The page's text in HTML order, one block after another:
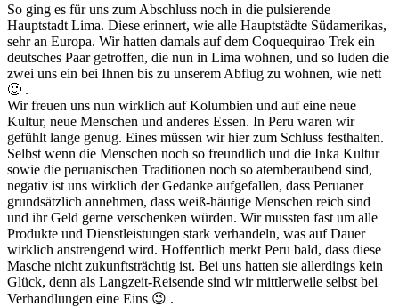
So ging es für uns zum Abschluss noch in die pulsierende
Hauptstadt Lima. Diese erinnert, wie alle Hauptstädte Südamerikas,
sehr an Europa. Wir hatten damals auf dem Coquequirao Trek ein
deutsches Paar getroffen, die nun in Lima wohnen, und so luden die
zwei uns ein bei Ihnen bis zu unserem Abflug zu wohnen, wie nett
🙂 .
Wir freuen uns nun wirklich auf Kolumbien und auf eine neue
Kultur, neue Menschen und anderes Essen. In Peru waren wir
gefühlt lange genug. Eines müssen wir hier zum Schluss festhalten.
Selbst wenn die Menschen noch so freundlich und die Inka Kultur
sowie die peruanischen Traditionen noch so atemberaubend sind,
negativ ist uns wirklich der Gedanke aufgefallen, dass Peruaner
grundsätzlich annehmen, dass weiß-häutige Menschen reich sind
und ihr Geld gerne verschenken würden. Wir mussten fast um alle
Produkte und Dienstleistungen stark verhandeln, was auf Dauer
wirklich anstrengend wird. Hoffentlich merkt Peru bald, dass diese
Masche nicht zukunftsträchtig ist. Bei uns hatten sie allerdings kein
Glück, denn als Langzeit-Reisende sind wir mittlerweile selbst bei
Verhandlungen eine Eins 😉 .